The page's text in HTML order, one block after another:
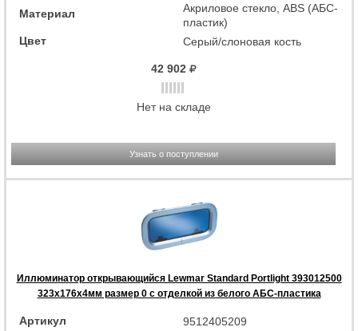
Материал
Акриловое стекло, ABS (АБС-
пластик)
Цвет
Серый/слоновая кость
42 902
Нет на складе
Узнать о поступлении
Иллюминатор открывающийся Lewmar Standard Portlight 393012500
323x176x4мм размер 0 с отделкой из белого АБС-пластика
Артикул
9512405209